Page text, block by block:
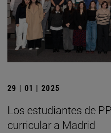
29 | 01 | 2025
Los estudiantes de
curricular a Madrid